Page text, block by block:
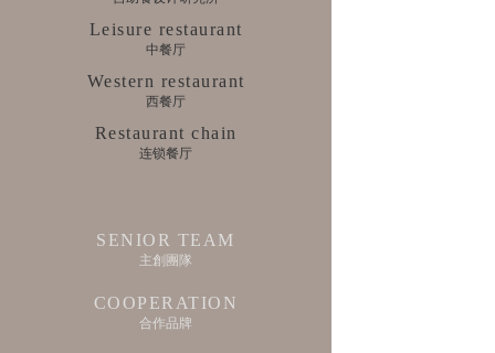
Leisure restaurant
中餐厅
Western restaurant
西餐厅
Restaurant chain
连锁餐厅
SENIOR TEAM
主創團隊
COOPERATION
合作品牌